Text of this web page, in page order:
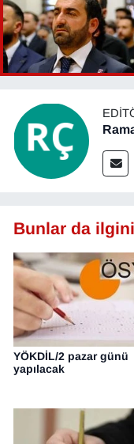
Bunlar da
YÖKDİL/2 pazar günü
yapılacak